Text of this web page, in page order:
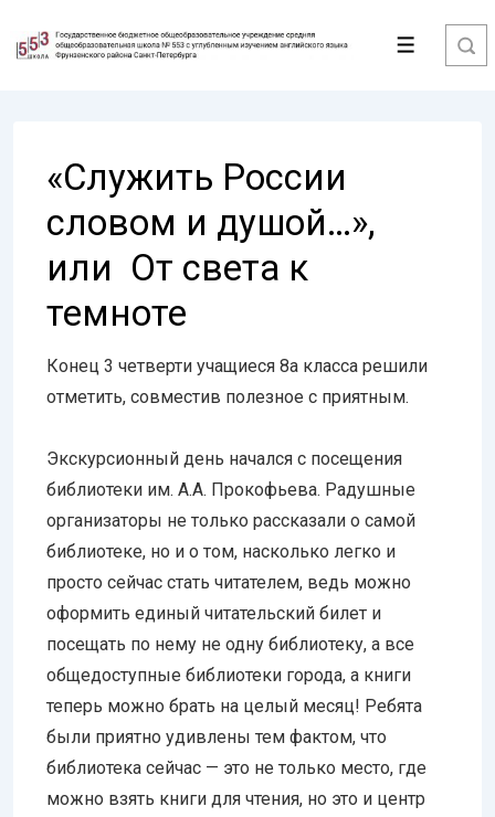
Перейти
Меню
«Служить России
словом и душой…»,
или От света к
темноте
Конец 3 четверти учащиеся 8а класса решили
отметить, совместив полезное с приятным.
Экскурсионный день начался с посещения
библиотеки им. А.А. Прокофьева. Радушные
организаторы не только рассказали о самой
библиотеке, но и о том, насколько легко и
просто сейчас стать читателем, ведь можно
оформить единый читательский билет и
посещать по нему не одну библиотеку, а все
общедоступные библиотеки города, а книги
теперь можно брать на целый месяц! Ребята
были приятно удивлены тем фактом, что
библиотека сейчас — это не только место, где
можно взять книги для чтения, но это и центр